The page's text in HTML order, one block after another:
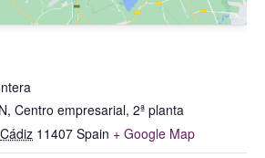
Centro empresarial, 2ª planta
Cádiz 11407 Spain + Google Map